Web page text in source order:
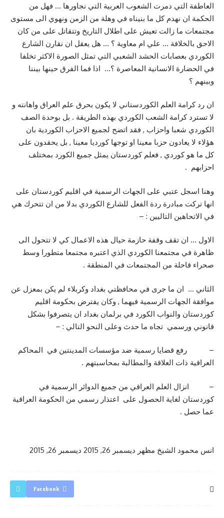
العاطفة التي دمرت الشعوب العربية التي نجاورها … فهل من
الحكمة ان نهدم كل ما بنيناه في وهلة من الزمن ونهوي الى مستوى
مجتمعات ما زالت تعيش على اطلال التاريخ وتتقاتل على من كان
الاحق بالخلافة … علي ام معاوية ؟ … هل يعقل ان نقارن الشارع
الكوردي بعصابات الحشد الشعبي التي تمثل الصورة الاكثر تخلفا
في الحضارة الانسانية المعاصرة ؟… اذا فما الفرق حينها بيننا
وبينهم ؟
ان رد كرامة العلم الكوردستاني لا يكون بحرق علم العراق واهانته و
لا تسترد كرامة الشعب الكوردي بهذه الطريقة . بل بوحدة الصف
الكوردي شعبا واحزاب , فقد اتضح لجميع الاحزاب الكوردية بان
هؤلاء لا يعادون حزبا معينا او توجها كورديا معينا , بل يحقدون على
كل ما هو كوردي , فعلم كوردستان يمثل جميع الكورد بمختلف
احزابهم .
وهنا اسجل عتبي على الجهات الرسمية في اقليم كوردستان على
انها تركت مبادرة ردة الفعل للشارع الكوردي بدلا من ان تتحرك هي
في الاتحاهين التاليين : –
الاول … ان تقف وقفة حازمة حيال هذه الاعمال كي لا تتحول الى
ظاهرة في مجتمعنا الكوردي الذي اعتبره مجتمعا متطورا وسط
صحراء قاحلة من المجتمعات في المنطقة .
الثاني … ان ما جرى في محافظتي بغداد وكربلاء لم يكن بمعزل عن
موافقة الجهات الرسمية فيهما , وكان يفترض بحكومة اقليم
كوردستان والنواب الكورد في برلمان بغداد ان يتصرفوا بشكل
قانوني ورسمي تجاه ما حدث وعلى النحو التالي : –
– رفع قضايا رسمية ضد مؤسسات المدينتين في المحاكم
العراقية ذات العلاقة والمطالبة بمحاسبتهم .
– انزال العلم العراقي من جميع الدوائر الرسمية في
كوردستان لغاية الحصول على اعتذار رسمي من الحكومة العراقية
عما حصل .
انس محمود الشيخ مظهر ديسمبر 26, 2015 ديسمبر 26, 2015
Facebook